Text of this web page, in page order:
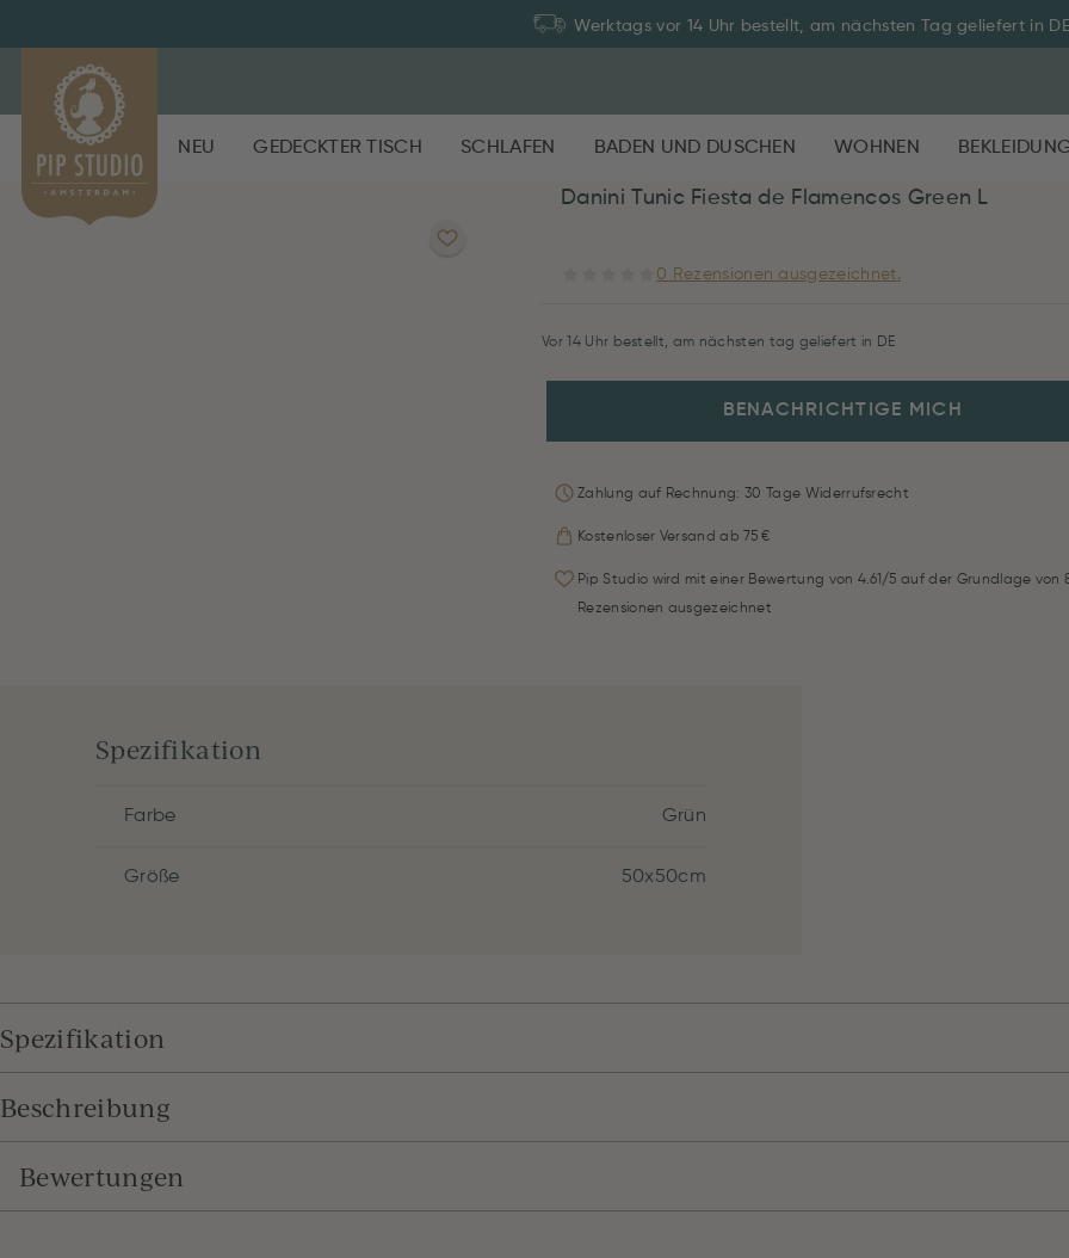
Werktags vor 14 Uhr bestellt, am nächsten Tag geliefert in DE
NEU GEDECKTER TISCH SCHLAFEN BADEN UND DUSCHEN WOHNEN
Danini Tunic Fiesta de Flamencos Green L
0 Rezensionen ausgezeichnet.
Vor 14 Uhr bestellt, am nächsten tag geliefert in DE
BENACHRICHTIGE MICH
Zahlung auf Rechnung: 30 Tage Widerrufsrecht
Kostenloser Versand ab 75 €
Pip Studio wird mit einer Bewertung von 4.61/5 auf der Grundlage von
Rezensionen ausgezeichnet
Spezifikation
Farbe Grün
Größe 50x50cm
Spezifikation
Beschreibung
Bewertungen